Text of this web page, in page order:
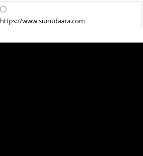
https://www.sunudaara.com